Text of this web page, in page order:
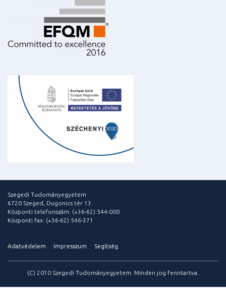
Szegedi Tudományegyetem
6720 Szeged, Dugonics tér 13.
Központi telefonszám: (+36-62) 544-000
Központi fax: (+36-62) 546-371
Adatvédelem Impresszum Segítség
(C) 2010 Szegedi Tudományegyetem. Minden jog fenntartva.